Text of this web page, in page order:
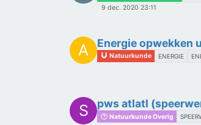
9 dec. 2020 23:11
A Energie opwekken
Natuurkunde ENERGIE
S pws atlatl
Natuurkunde Overig